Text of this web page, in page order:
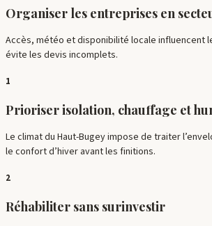
Organiser les entreprises en
Accès, météo et disponibilité locale influencent
évite les devis incomplets.
1
Prioriser isolation, chauffage et
Le climat du Haut-Bugey impose de traiter
le confort d’hiver avant les finitions.
2
Réhabiliter sans surinvestir